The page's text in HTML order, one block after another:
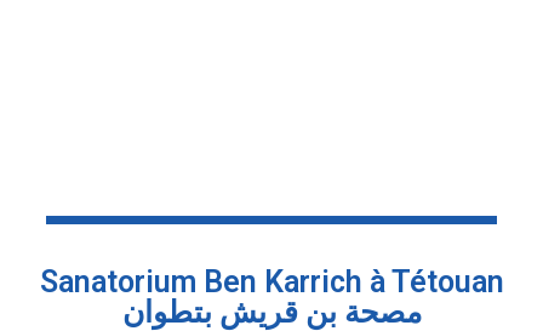
Sanatorium Ben Karrich à Tétouan
مصحة بن قريش بتطوان